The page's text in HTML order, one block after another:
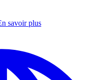
savoir plus